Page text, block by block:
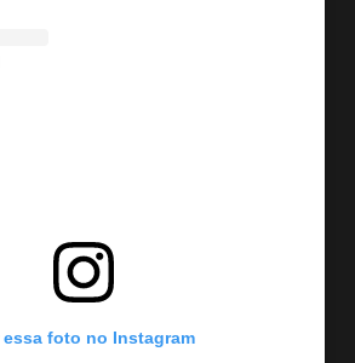
essa foto no Instagram